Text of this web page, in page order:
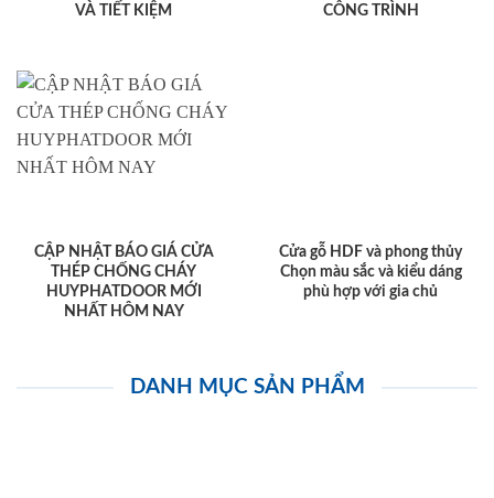
VÀ TIẾT KIỆM
CÔNG TRÌNH
CẬP NHẬT BÁO GIÁ CỬA
THÉP CHỐNG CHÁY
HUYPHATDOOR MỚI
NHẤT HÔM NAY
Cửa gỗ HDF và phong thủy
Chọn màu sắc và kiểu dáng
phù hợp với gia chủ
DANH MỤC SẢN PHẨM